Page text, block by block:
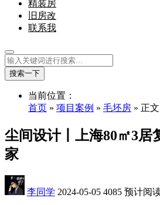
精装房
旧房改
联系我
搜索一下
当前位置：
首页 » 项目案例 » 毛坯房 » 正文
尘间设计丨上海80㎡3居
家
李同学 2024-05-05 4085 预计阅